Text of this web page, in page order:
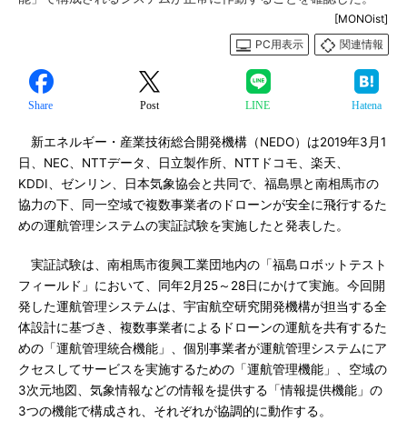
[MONOist]
PC用表示
関連情報
Share Post LINE Hatena
新エネルギー・産業技術総合開発機構（NEDO）は2019年3月1
日、NEC、NTTデータ、日立製作所、NTTドコモ、楽天、
KDDI、ゼンリン、日本気象協会と共同で、福島県と南相馬市の
協力の下、同一空域で複数事業者のドローンが安全に飛行するた
めの運航管理システムの実証試験を実施したと発表した。
実証試験は、南相馬市復興工業団地内の「福島ロボットテスト
フィールド」において、同年2月25～28日にかけて実施。今回開
発した運航管理システムは、宇宙航空研究開発機構が担当する全
体設計に基づき、複数事業者によるドローンの運航を共有するた
めの「運航管理統合機能」、個別事業者が運航管理システムにア
クセスしてサービスを実施するための「運航管理機能」、空域の
3次元地図、気象情報などの情報を提供する「情報提供機能」の
3つの機能で構成され、それぞれが協調的に動作する。